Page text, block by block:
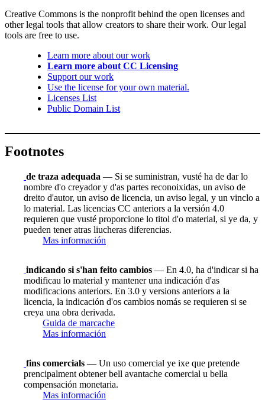
Creative Commons is the nonprofit behind the open licenses and
other legal tools that allow creators to share their work. Our legal
tools are free to use.
Learn more about our work
Learn more about CC Licensing
Support our work
Use the license for your own material.
Licenses List
Public Domain List
Footnotes
de traza adequada — Si se suministran, vusté ha de dar lo
nombre d'o creyador y d'as partes reconoixidas, un aviso de
dreito d'autor, un aviso de licencia, un aviso legal, y un vinclo a
lo material. Las licencias CC anteriors a la versión 4.0
requieren que vusté proporcione lo titol d'o material, si ye da, y
pueden tener atras liucheras diferencias.
Mas información
indicando si s'han feito cambios — En 4.0, ha d'indicar si ha
modificau lo material y mantener una indicación d'as
modificacions anteriors. En 3.0 y versions anteriors a la
licencia, la indicación d'os cambios nomás se requieren si se
creya una obra derivada.
Guida de marcache
Mas información
fins comercials — Un uso comercial ye ixe que pretende
prencipalment obtener bell avantache comercial u bella
compensación monetaria.
Mas información